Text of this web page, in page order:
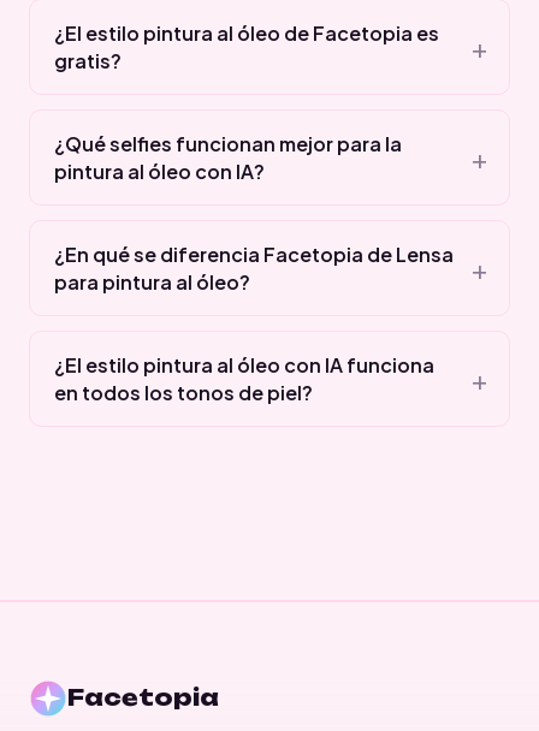
¿El estilo pintura al óleo de Facetopia es
gratis?
¿Qué selfies funcionan mejor para la
pintura al óleo con IA?
¿En qué se diferencia Facetopia de Lensa
para pintura al óleo?
¿El estilo pintura al óleo con IA funciona
en todos los tonos de piel?
Facetopia